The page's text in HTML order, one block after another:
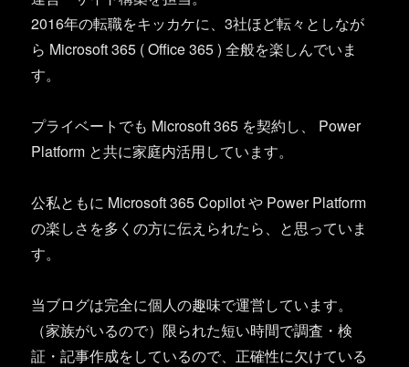
2016年の転職をキッカケに、3社ほど転々としなが
ら Microsoft 365 ( Office 365 ) 全般を楽しんでいま
す。
プライベートでも Microsoft 365 を契約し、 Power
Platform と共に家庭内活用しています。
公私ともに Microsoft 365 Copilot や Power Platform
の楽しさを多くの方に伝えられたら、と思っていま
す。
当ブログは完全に個人の趣味で運営しています。
（家族がいるので）限られた短い時間で調査・検
証・記事作成をしているので、正確性に欠けている